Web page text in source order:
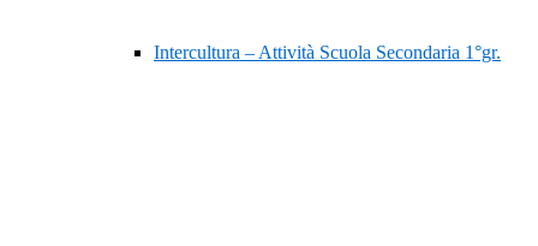
Intercultura – Attività Scuola Secondaria 1°gr.